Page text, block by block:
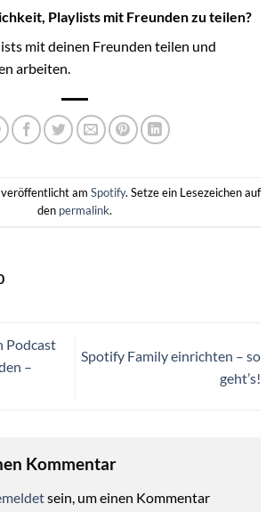
Playlists mit Freunden zu teilen?
mit deinen Freunden teilen und
arbeiten.
am Spotify. Setze ein Lesezeichen auf
den permalink.
Podcast
–
Spotify Family einrichten – so
geht’s!
Kommentar
sein, um einen Kommentar